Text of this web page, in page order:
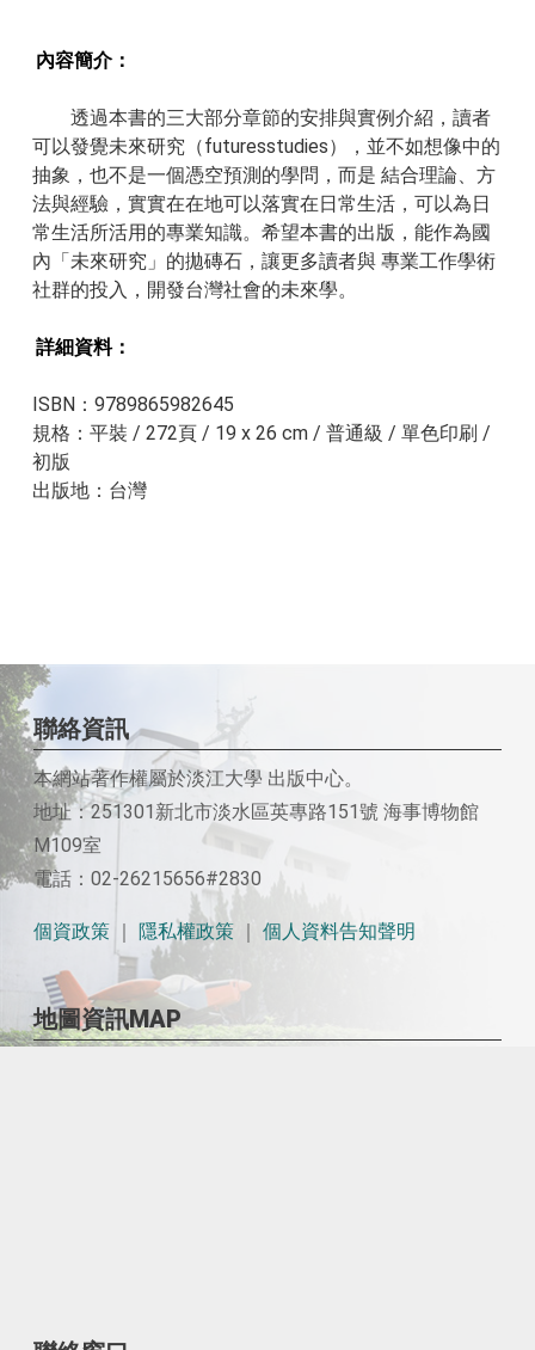
內容簡介：
透過本書的三大部分章節的安排與實例介紹，讀者
可以發覺未來研究（futuresstudies），並不如想像中的
抽象，也不是一個憑空預測的學問，而是 結合理論、方
法與經驗，實實在在地可以落實在日常生活，可以為日
常生活所活用的專業知識。希望本書的出版，能作為國
內「未來研究」的拋磚石，讓更多讀者與 專業工作學術
社群的投入，開發台灣社會的未來學。
詳細資料：​​
ISBN：9789865982645
規格：平裝 / 272頁 / 19 x 26 cm / 普通級 / 單色印刷 /
初版
出版地：台灣
聯絡資訊
本網站著作權屬於淡江大學 出版中心。
地址：251301新北市淡水區英專路151號 海事博物館
M109室
電話：02-26215656#2830
個資政策 隱私權政策 個人資料告知聲明
地圖資訊MAP